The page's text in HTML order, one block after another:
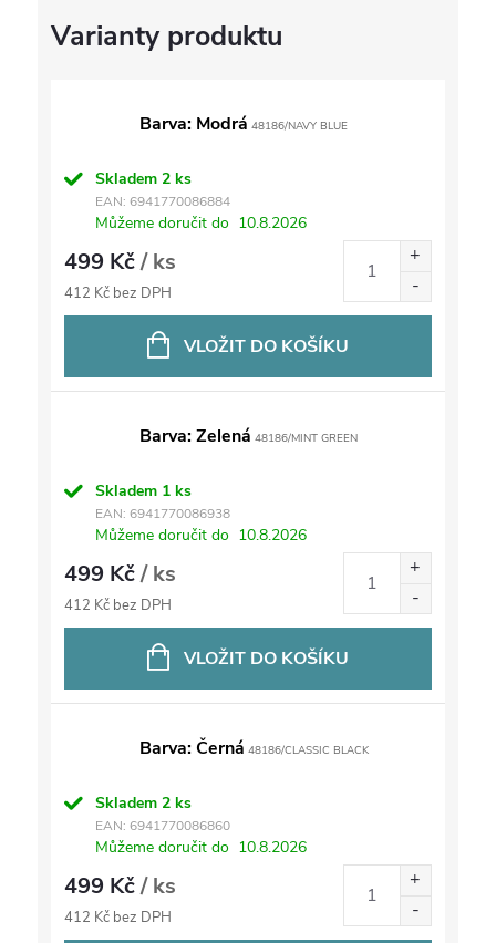
Barva: Modrá 48186/NAVY BLUE
Skladem 2 ks
EAN: 6941770086884
Můžeme doručit do 10.8.2026
499 Kč/ ks
412 Kč bez DPH
VLOŽIT DO KOŠÍKU
Barva: Zelená 48186/MINT GREEN
Skladem 1 ks
EAN: 6941770086938
Můžeme doručit do 10.8.2026
499 Kč/ ks
412 Kč bez DPH
VLOŽIT DO KOŠÍKU
Barva: Černá 48186/CLASSIC BLACK
Skladem 2 ks
EAN: 6941770086860
Můžeme doručit do 10.8.2026
499 Kč/ ks
412 Kč bez DPH